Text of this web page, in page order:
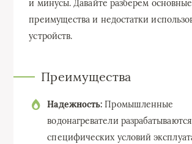
и минусы. Давайте разберем основные
преимущества и недостатки
устройств.
Преимущества
Надежность: Промышленные
водонагреватели
специфических условий